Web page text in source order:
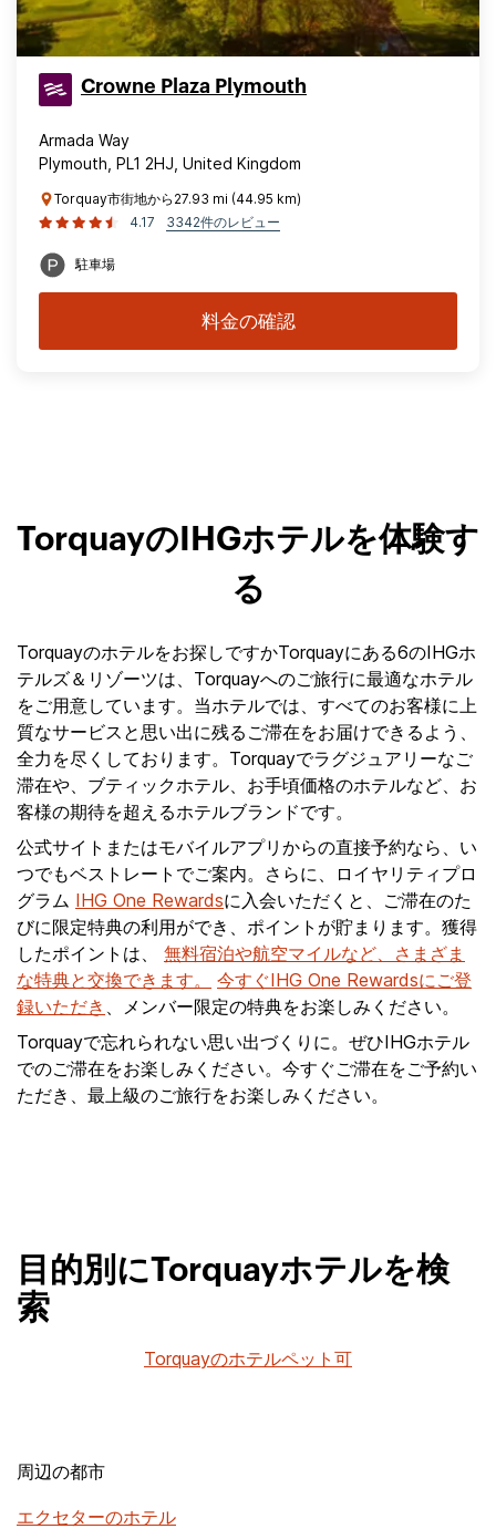
Crowne Plaza Plymouth
Armada Way
Plymouth, PL1 2HJ, United Kingdom
Torquay市街地から27.93 mi (44.95 km)
4.17
3342件のレビュー
駐車場
料金の確認
TorquayのIHGホテルを体験す
る
Torquayのホテルをお探しですかTorquayにある6のIHGホ
テルズ＆リゾーツは、Torquayへのご旅行に最適なホテル
をご用意しています。当ホテルでは、すべてのお客様に上
質なサービスと思い出に残るご滞在をお届けできるよう、
全力を尽くしております。Torquayでラグジュアリーなご
滞在や、ブティックホテル、お手頃価格のホテルなど、お
客様の期待を超えるホテルブランドです。
公式サイトまたはモバイルアプリからの直接予約なら、い
つでもベストレートでご案内。さらに、ロイヤリティプロ
グラム IHG One Rewardsに入会いただくと、ご滞在のた
びに限定特典の利用ができ、ポイントが貯まります。獲得
したポイントは、 無料宿泊や航空マイルなど、さまざま
な特典と交換できます。
今すぐIHG One Rewardsにご登
録いただき 、メンバー限定の特典をお楽しみください。
Torquayで忘れられない思い出づくりに。ぜひIHGホテル
でのご滞在をお楽しみください。今すぐご滞在をご予約い
ただき、最上級のご旅行をお楽しみください。
目的別にTorquayホテルを検
索
Torquayのホテルペット可
周辺の都市
エクセターのホテル